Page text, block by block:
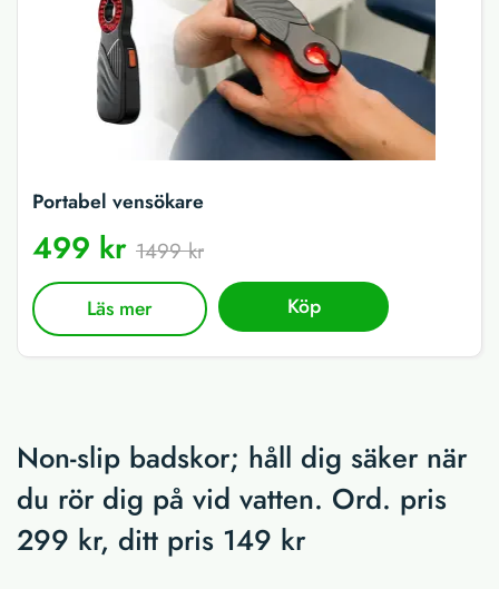
Portabel vensökare
499 kr 1499 kr
Läs mer Köp
Non-slip badskor; håll dig säker när
du rör dig på vid vatten. Ord. pris
299 kr, ditt pris 149 kr